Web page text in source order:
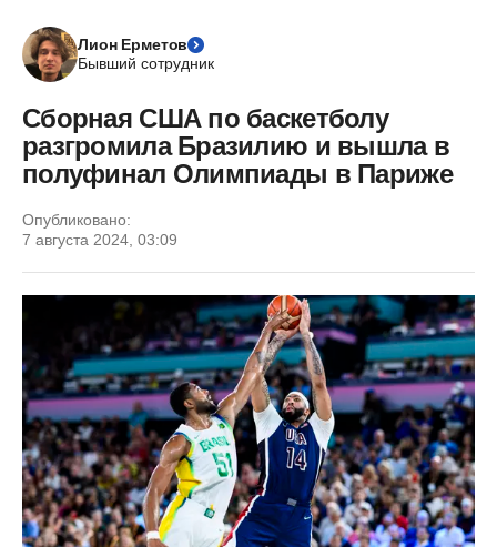
Лион Ерметов
Бывший сотрудник
Сборная США по баскетболу
разгромила Бразилию и вышла в
полуфинал Олимпиады в Париже
Опубликовано:
7 августа 2024, 03:09